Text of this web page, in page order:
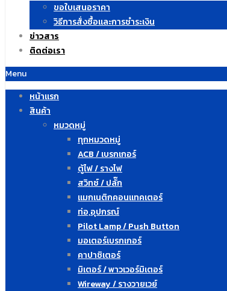
ขอใบเสนอราคา
วิธีการสั่งซื้อและการชำระเงิน
ข่าวสาร
ติดต่อเรา
Menu
หน้าแรก
สินค้า
หมวดหมู่
ทุกหมวดหมู่
ACB / เบรกเกอร์
ตู้ไฟ / รางไฟ
สวิทซ์ / ปลั๊ก
แมกเนติกคอนแทคเตอร์
ท่อ,อุปกรณ์
Pilot Lamp / Push Button
มอเตอร์เบรกเกอร์
คาปาซิเตอร์
มิเตอร์ / พาวเวอร์มิเตอร์
Wireway / รางวายเวย์